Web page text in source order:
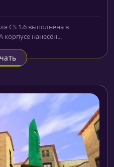
CS 1.6 выполнена в
корпусе нанесён...